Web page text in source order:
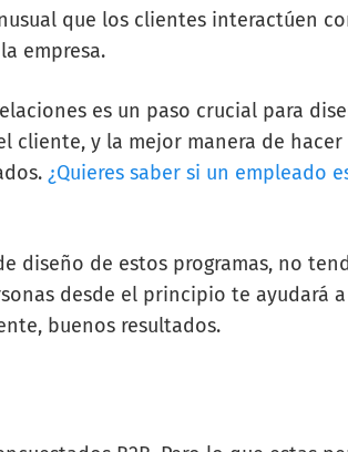
que los clientes interactúen
empresa.
es un paso crucial para
cliente, y la mejor manera de hacer
¿Quieres saber si un empleado
diseño de estos programas, no
desde el principio te ayudará a
buenos resultados.